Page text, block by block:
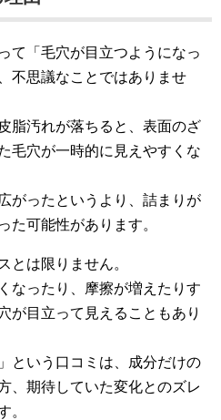
て「毛穴が目立つようになっ
不思議なことではありませ
脂汚れが落ちると、表面のざ
毛穴が一時的に見えやすくな
がったというより、詰まりが
た可能性があります。
とは限りません。
なったり、摩擦が増えたりす
が目立って見えることもあり
という口コミは、成分だけの
、期待していた変化とのズレ
。